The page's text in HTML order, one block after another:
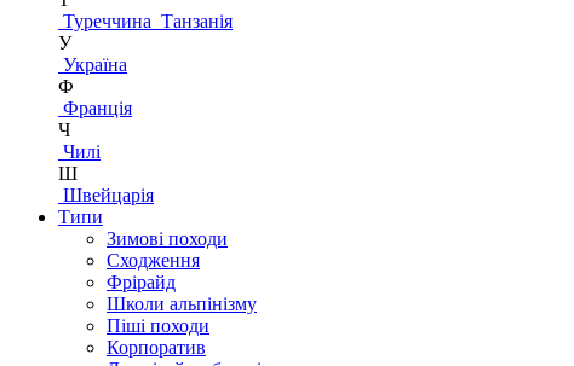
Туреччина Танзанія
У
Україна
Ф
Франція
Ч
Чилі
Ш
Швейцарія
Типи
Зимові походи
Сходження
Фрірайд
Школи альпінізму
Піші походи
Корпоратив